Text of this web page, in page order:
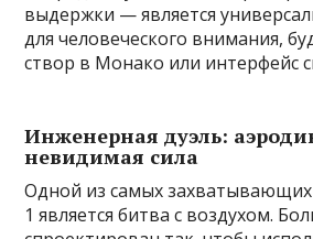
выдержки — является
для человеческого внимания,
створ в Монако или интерфейс
Инженерная дуэль:
невидимая сила
Одной из самых
1 является битва с воздухом.